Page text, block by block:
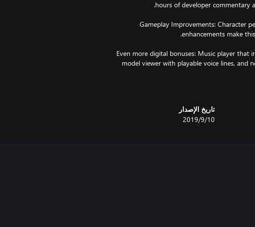
· Gameplay Improvements: Character
· Even more digital bonuses: Music player
model viewer with playable voice lines, and
تاريخ الإصدار
10‏/9‏/2019